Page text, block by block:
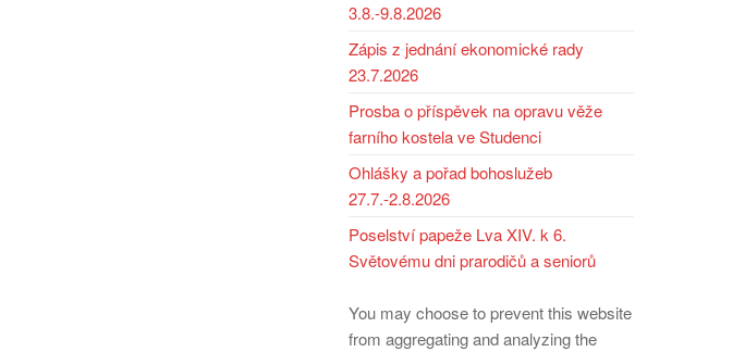
3.8.-9.8.2026
Zápis z jednání ekonomické rady
23.7.2026
Prosba o příspěvek na opravu věže
farního kostela ve Studenci
Ohlášky a pořad bohoslužeb
27.7.-2.8.2026
Poselství papeže Lva XIV. k 6.
Světovému dni prarodičů a seniorů
You may choose to prevent this website
from aggregating and analyzing the